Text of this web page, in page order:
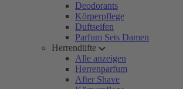
Deodorants
Körperpflege
Duftseifen
Parfum Sets Damen
Herrendüfte
Alle anzeigen
Herrenparfum
After Shave